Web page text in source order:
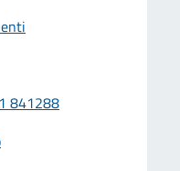
841288